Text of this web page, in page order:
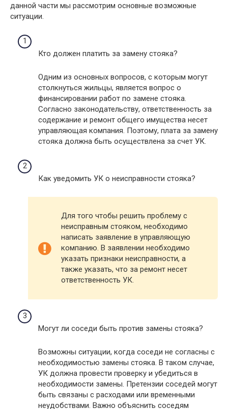
данной части мы рассмотрим основные возможные
ситуации.
Кто должен платить за замену стояка?
Одним из основных вопросов, с которым могут
столкнуться жильцы, является вопрос о
финансировании работ по замене стояка.
Согласно законодательству, ответственность за
содержание и ремонт общего имущества несет
управляющая компания. Поэтому, плата за замену
стояка должна быть осуществлена за счет УК.
Как уведомить УК о неисправности стояка?
Для того чтобы решить проблему с
неисправным стояком, необходимо
написать заявление в управляющую
компанию. В заявлении необходимо
указать признаки неисправности, а
также указать, что за ремонт несет
ответственность УК.
Могут ли соседи быть против замены стояка?
Возможны ситуации, когда соседи не согласны с
необходимостью замены стояка. В таком случае,
УК должна провести проверку и убедиться в
необходимости замены. Претензии соседей могут
быть связаны с расходами или временными
неудобствами. Важно объяснить соседям